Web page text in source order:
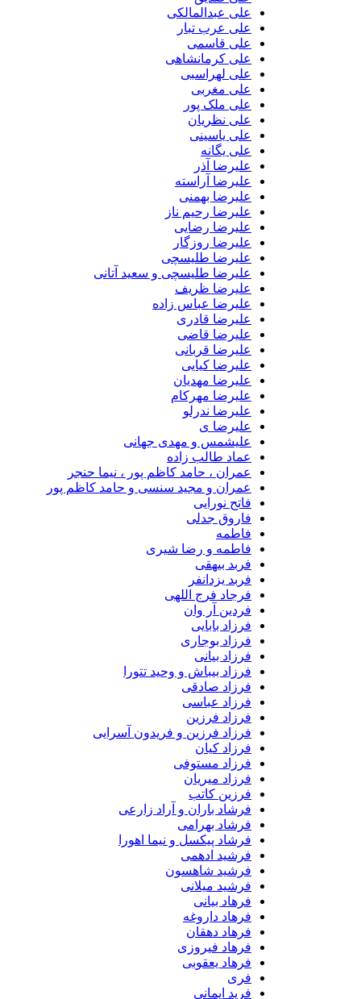
علی عبدالمالکی
علی عرب تبار
علی قاسمی
علی کرمانشاهی
علی لهراسبی
علی مغربی
علی ملک پور
علی نظریان
علی یاسینی
علی یگانه
علیرضا آذر
علیرضا آراسته
علیرضا بهمنی
علیرضا رحیم ناز
علیرضا رضایی
علیرضا روزگار
علیرضا طلیسچی
علیرضا طلیسچی و سعید آتانی
علیرضا ظریف
علیرضا عباس زاده
علیرضا قادری
علیرضا قاضی
علیرضا قربانی
علیرضا کیایی
علیرضا مهدیان
علیرضا مهرکام
علیرضا ندرلو
علیرضا ی
علیشمس و مهدی جهانی
عماد طالب زاده
عمران ، حامد کاظم پور ، نیما حنجر
عمران و مجید سنسی و حامد کاظم پور
فاتح نورایی
فاروق جدلی
فاطمه
فاطمه و رضا شیری
فربد بیهقی
فربد یزدانفر
فرجاد فرج اللهی
فردین آر وان
فرزاد بابایی
فرزاد بوجاری
فرزاد بیانی
فرزاد بیباش و وحید تتورا
فرزاد صادقی
فرزاد عباسی
فرزاد فرزین
فرزاد فرزین و فریدون آسرایی
فرزاد کیان
فرزاد مستوفی
فرزاد میریان
فرزین کاتب
فرشاد باران و آراد زارعی
فرشاد بهرامی
فرشاد پیکسل و نیما اهورا
فرشید ادهمی
فرشید شاهسون
فرشید میلانی
فرهاد بیانی
فرهاد داروغه
فرهاد دهقان
فرهاد فیروزی
فرهاد یعقوبی
فری
فرید ایمانی